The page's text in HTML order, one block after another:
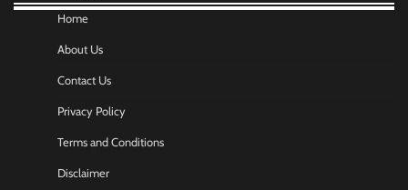
Home
About Us
Contact Us
Privacy Policy
Terms and Conditions
Disclaimer